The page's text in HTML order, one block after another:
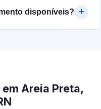
disponíveis?
Areia Preta,